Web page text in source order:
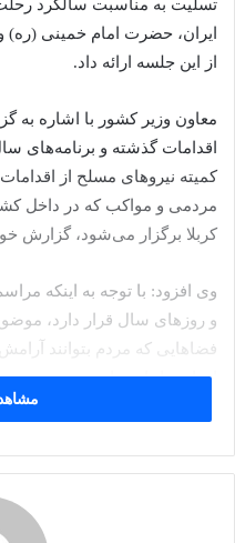
تسلیت به مناسبت سالگرد
ایران، حضرت امام خمینی (ره)
از این جلسه ارائه داد.
معاون وزیر کشور با اشاره به
اقدامات گذشته و برنامه‌های
کمیته نیرو‌های مسلح از
مردمی و مواکب که در داخل
کربلا برگزار می‌شود، گزارش
وی افزود: با توجه به اینکه
و روز‌های سال قرار دارد،
فضا‌هایی که مردم بتوانند
ایجاد سایبان برای حضور